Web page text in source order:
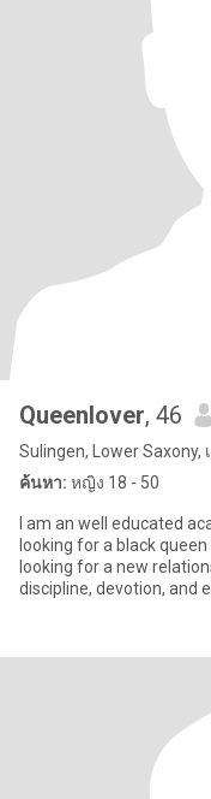
Queenlover, 46
Sulingen, Lower Saxony,
ค้นหา: หญิง 18 - 50
I am an well educated
looking for a black
looking for a new
discipline, devotion, and